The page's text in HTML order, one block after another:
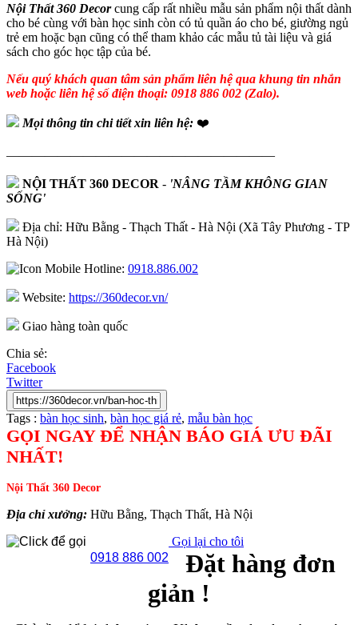
Nội Thất 360 Decorcung cấp rất nhiều mẫu sản phẩm nội thất dành
cho bé cùng với bàn học sinh còn có tủ quần áo cho bé, giường ngủ
trẻ em hoặc bạn cũng có thể tham khảo các mẫu tủ tài liệu và giá
sách cho góc học tập của bé.
Nếu quý khách quan tâm sản phẩm liên hệ qua khung tin nhắn
web hoặc liên hệ số điện thoại: 0918 886 002 (Zalo).
Mọi thông tin chi tiết xin liên hệ: ❤️
—————————————————————
NỘI THẤT 360 DECOR - 'NÂNG TẦM KHÔNG GIAN
SỐNG'
Địa chỉ: Hữu Bằng - Thạch Thất - Hà Nội (Xã Tây Phương - TP
Hà Nội)
Hotline: 0918.886.002
Website: https://360decor.vn/
Giao hàng toàn quốc
Chia sẻ:
Facebook
Twitter
Tags : bàn học sinh, bàn học giá rẻ, mẫu bàn học
GỌI NGAY ĐỂ NHẬN BÁO GIÁ ƯU ĐÃI
NHẤT!
Nội Thất 360 Decor
Địa chỉ xưởng: Hữu Bằng, Thạch Thất, Hà Nội
0918 886 002
Gọi lại cho tôi
Đặt hàng đơn
giản !